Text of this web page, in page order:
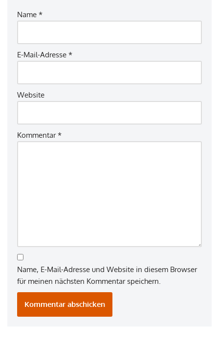
Name *
E-Mail-Adresse *
Website
Kommentar*
Name, E-Mail-Adresse und Website in diesem Browser
für meinen nächsten Kommentar speichern.